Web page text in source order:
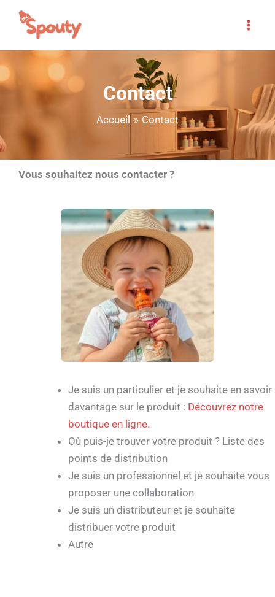
Aller
contenu
Contact
Accueil Contact
Vous souhaitez nous contacter ?
Je suis un particulier et je souhaite en savoir
davantage sur le produit : Découvrez notre
boutique en ligne.
Où puis-je trouver votre produit ? Liste des
points de distribution
Je suis un professionnel et je souhaite vous
proposer une collaboration
Je suis un distributeur et je souhaite
distribuer votre produit
Autre